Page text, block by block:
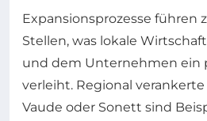
Expansionsprozesse führen
Stellen, was lokale
und dem Unternehmen ein
verleiht. Regional
Vaude oder Sonett sind